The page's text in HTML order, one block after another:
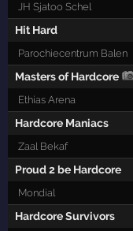
JH Sjatoo Schel
Hit Hard
Parochiecentrum Balen
Masters of Hardcore
Ethias Arena
Hardcore Maniacs
Zaal Bekaf
Proud 2 be Hardcore
Mondial
Hardcore Survivors